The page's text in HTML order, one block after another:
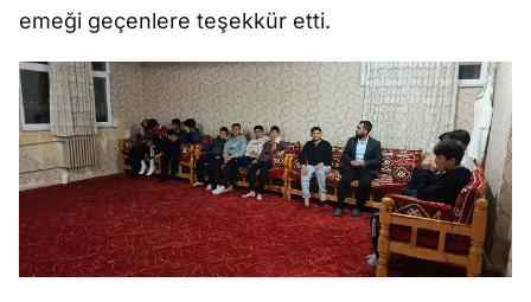
emeği geçenlere teşekkür etti.